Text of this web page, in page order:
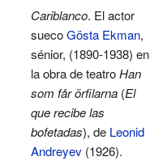
Cariblanco. El actor
suecoGösta Ekman,
sénior, (1890-1938) en
la obra de teatroHan
som får örfilarna (El
que recibe las
bofetadas), de Leonid
Andreyev (1926).